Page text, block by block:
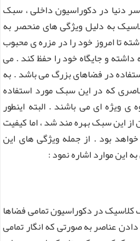
دنیا در دکوراسیون داخلی ، سبک
به دلیل ویژگی های منحصر به
تا امروز خود را در مزره ی محبوب
و جایگاه خود را حفظ کند . می
در فضاهای بزرگ می باشد . به
که در این سبک مورد استفاده
ویژه ای می باشند . البته اینطور
این سبک بهره مند شد ، اما کیفیت
بود . از جمله ویژگی های این
موارد اشاره نمود :
در دکوراسیون تمامی فضاها
عناصر به صورتی که انگار تمامی